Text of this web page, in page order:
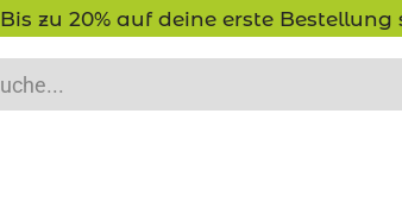
Bis zu 20% auf deine erste Bestellung